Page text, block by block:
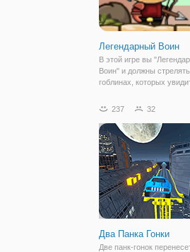
Легендарный Воин
В этой игре вы
Воин" и должны
гоблинах, которых
длину 21- го уровня и
недоброжелательные
каждом уровне вас
237 32
Два Панка Гонки
Две панк-гонок